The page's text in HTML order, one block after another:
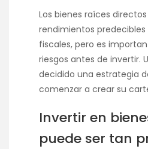
Los bienes raíces
rendimientos
fiscales, pero es
riesgos antes de invertir.
decidido una estrategia
comenzar a crear su
Invertir en
puede ser tan